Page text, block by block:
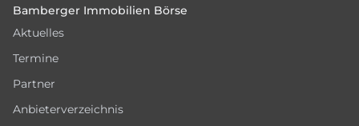
Bamberger Immobilien Börse
Aktuelles
Termine
Partner
Anbieterverzeichnis